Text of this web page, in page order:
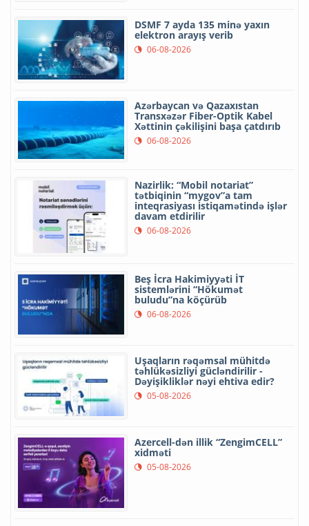
DSMF 7 ayda 135 minə yaxın
elektron arayış verib
06-08-2026
Azərbaycan və Qazaxıstan
Transxəzər Fiber-Optik Kabel
Xəttinin çəkilişini başa çatdırıb
06-08-2026
Nazirlik: “Mobil notariat”
tətbiqinin “mygov”a tam
inteqrasiyası istiqamətində işlər
davam etdirilir
06-08-2026
Beş İcra Hakimiyyəti İT
sistemlərini “Hökumət
buludu”na köçürüb
06-08-2026
Uşaqların rəqəmsal mühitdə
təhlükəsizliyi gücləndirilir -
Dəyişikliklər nəyi ehtiva edir?
05-08-2026
Azercell-dən illik “ZengimCELL”
xidməti
05-08-2026